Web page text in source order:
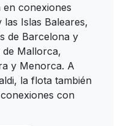
en conexiones
Islas Baleares,
de Barcelona y
de Mallorca,
y Menorca. A
la flota también
con